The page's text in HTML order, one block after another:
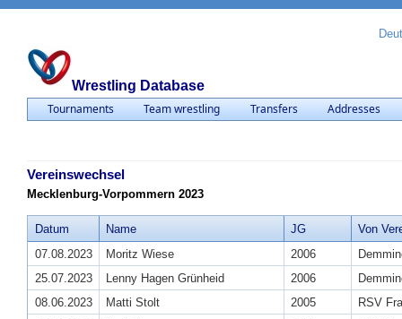
Wrestling Database
Tournaments Team wrestling Transfers Addresses
Vereinswechsel
Mecklenburg-Vorpommern 2023
Datum Name JG
Von
07.08.2023
Moritz Wiese 2006
25.07.2023
Lenny Hagen Grünheid 2006
08.06.2023
Matti Stolt 2005
RSV